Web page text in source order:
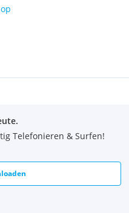
Zustand.
• Sofort einsatzbereit
Telefonieren & Surfen!